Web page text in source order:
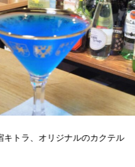
ナルのカクテル 旅の